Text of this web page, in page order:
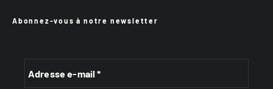
Abonnez-vous à notre newsletter